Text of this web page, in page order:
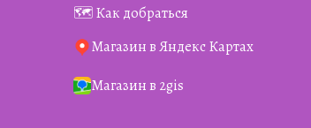
🗺️ Как добраться
Магазин в Яндекс Картах
Магазин в 2gis